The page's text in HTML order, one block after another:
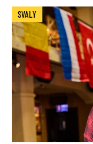
SVALY